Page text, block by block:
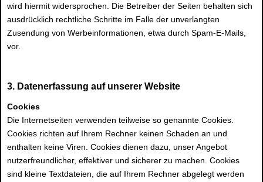
wird hiermit widersprochen. Die Betreiber der Seiten behalten sich
ausdrücklich rechtliche Schritte im Falle der unverlangten
Zusendung von Werbeinformationen, etwa durch Spam-E-Mails,
vor.
3. Datenerfassung auf unserer Website
Cookies
Die Internetseiten verwenden teilweise so genannte Cookies.
Cookies richten auf Ihrem Rechner keinen Schaden an und
enthalten keine Viren. Cookies dienen dazu, unser Angebot
nutzerfreundlicher, effektiver und sicherer zu machen. Cookies
sind kleine Textdateien, die auf Ihrem Rechner abgelegt werden